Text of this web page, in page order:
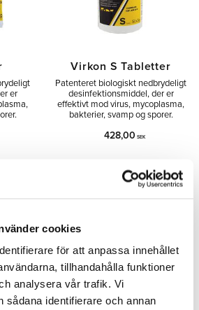
cookies
för att anpassa innehållet
tillhandahålla funktioner
analysera vår trafik. Vi
sådana identifierare och annan
er
Virkon S Tabletter
Patenteret biologiskt nedbrydeligt
desinfektionsmiddel, der er
effektivt mod virus, mycoplasma,
bakterier, svamp og sporer.
428,00 SEK